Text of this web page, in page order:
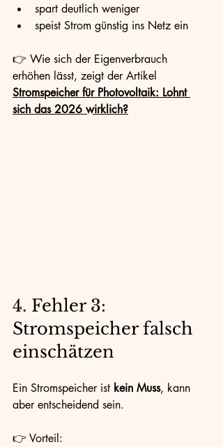
spart deutlich weniger
speist Strom günstig ins Netz ein
👉 Wie sich der Eigenverbrauch
erhöhen lässt, zeigt der Artikel
Stromspeicher für Photovoltaik: Lohnt
sich das 2026 wirklich?
4. Fehler 3:
Stromspeicher falsch
einschätzen
Ein Stromspeicher ist kein Muss, kann
aber entscheidend sein.
👉 Vorteil: